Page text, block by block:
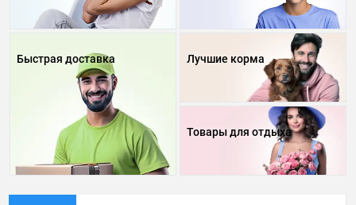
Быстрая доставка Лучшие корма
Товары для отдыха